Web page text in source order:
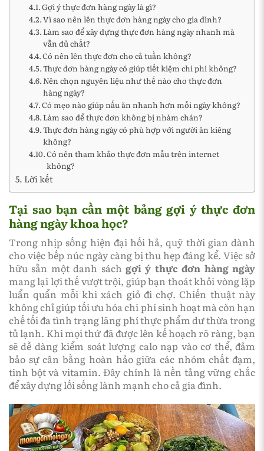
Gợi ý thực đơn hàng ngày là gì?
Vì sao nên lên thực đơn hàng ngày cho gia đình?
Làm sao để xây dựng thực đơn hàng ngày nhanh mà
vẫn đủ chất?
Có nên lên thực đơn cho cả tuần không?
Thực đơn hàng ngày có giúp tiết kiệm chi phí không?
Nên chọn nguyên liệu như thế nào cho thực đơn
hàng ngày?
Có mẹo nào giúp nấu ăn nhanh hơn mỗi ngày không?
Làm sao để thực đơn không bị nhàm chán?
Thực đơn hàng ngày có phù hợp với người ăn kiêng
không?
Có nên tham khảo thực đơn mẫu trên internet
không?
Lời kết
Tại sao bạn cần một bảng gợi ý thực đơn
hàng ngày khoa học?
Trong nhịp sống hiện đại hối hả, quỹ thời gian dành
cho việc bếp núc ngày càng bị thu hẹp đáng kể. Việc sở
hữu sẵn một danh sách gợi ý thực đơn hàng ngày
mang lại lợi thế vượt trội, giúp bạn thoát khỏi vòng lặp
luẩn quẩn mỗi khi xách giỏ đi chợ. Chiến thuật này
không chỉ giúp tối ưu hóa chi phí sinh hoạt mà còn hạn
chế tối đa tình trạng lãng phí thực phẩm dư thừa trong
tủ lạnh. Khi mọi thứ đã được lên kế hoạch rõ ràng, bạn
sẽ dễ dàng kiểm soát lượng calo nạp vào cơ thể, đảm
bảo sự cân bằng hoàn hảo giữa các nhóm chất đạm,
tinh bột và vitamin. Đây chính là nền tảng vững chắc
để xây dựng lối sống lành mạnh cho cả gia đình.